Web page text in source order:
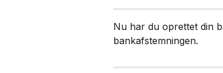
Nu har du oprettet din
bankafstemningen.